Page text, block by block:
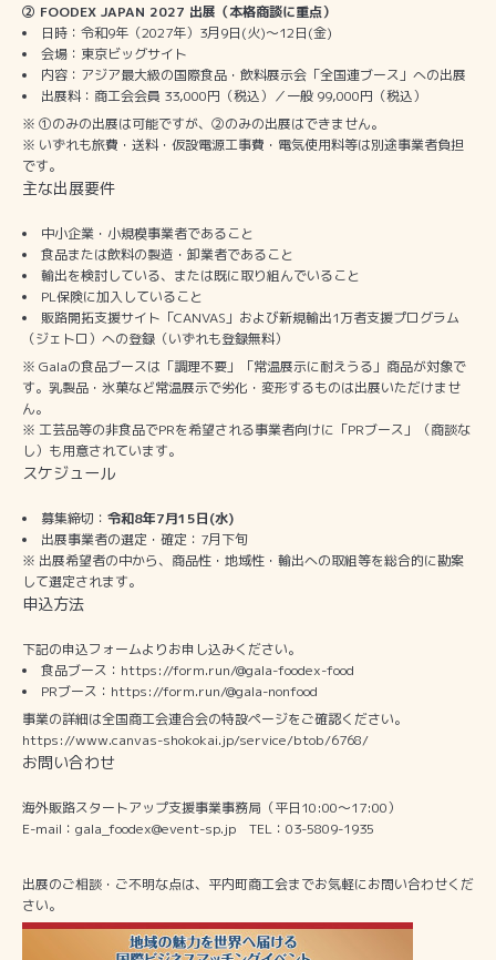
② FOODEX JAPAN 2027 出展（本格商談に重点）
日時：令和9年（2027年）3月9日(火)～12日(金)
会場：東京ビッグサイト
内容：アジア最大級の国際食品・飲料展示会「全国連ブース」への出展
出展料：商工会会員 33,000円（税込）／一般 99,000円（税込）
※ ①のみの出展は可能ですが、②のみの出展はできません。
※ いずれも旅費・送料・仮設電源工事費・電気使用料等は別途事業者負担
です。
主な出展要件
中小企業・小規模事業者であること
食品または飲料の製造・卸業者であること
輸出を検討している、または既に取り組んでいること
PL保険に加入していること
販路開拓支援サイト「CANVAS」および新規輸出1万者支援プログラム
（ジェトロ）への登録（いずれも登録無料）
※ Galaの食品ブースは「調理不要」「常温展示に耐えうる」商品が対象で
す。乳製品・氷菓など常温展示で劣化・変形するものは出展いただけませ
ん。
※ 工芸品等の非食品でPRを希望される事業者向けに「PRブース」（商談な
し）も用意されています。
スケジュール
募集締切： 令和8年7月15日(水)
出展事業者の選定・確定：7月下旬
※ 出展希望者の中から、商品性・地域性・輸出への取組等を総合的に勘案
して選定されます。
申込方法
下記の申込フォームよりお申し込みください。
食品ブース： https://form.run/@gala-foodex-food
PRブース： https://form.run/@gala-nonfood
事業の詳細は全国商工会連合会の特設ページをご確認ください。
https://www.canvas-shokokai.jp/service/btob/6768/
お問い合わせ
海外販路スタートアップ支援事業事務局（平日10:00～17:00）
E-mail： gala_foodex@event-sp.jp TEL：03-5809-1935
出展のご相談・ご不明な点は、平内町商工会までお気軽にお問い合わせくだ
さい。